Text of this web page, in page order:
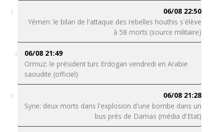
06/08 22:50
Yémen: le bilan de l'attaque des rebelles houthis s'élève
à 58 morts (source militaire)
06/08 21:49
Ormuz: le président turc Erdogan vendredi en Arabie
saoudite (officiel)
06/08 21:28
Syrie: deux morts dans l'explosion d'une bombe dans un
bus près de Damas (média d'Etat)